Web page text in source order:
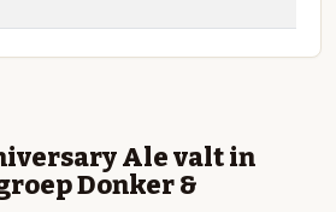
Ale valt in
Donker &